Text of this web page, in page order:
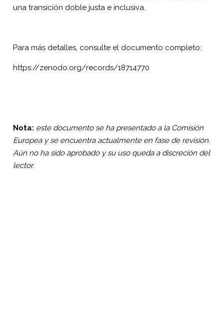
una transición doble justa e inclusiva.
Para más detalles, consulte el documento completo:
https://zenodo.org/records/18714770
Nota: este documento se ha presentado a la Comisión
Europea y se encuentra actualmente en fase de revisión.
Aún no ha sido aprobado y su uso queda a discreción del
lector.